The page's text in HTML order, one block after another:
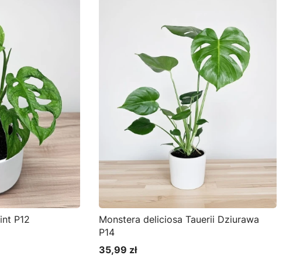
P12
Monstera deliciosa Tauerii Dziurawa
P14
Cena
35,99 zł